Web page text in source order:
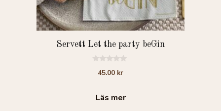
Servett Let the party beGin
45.00 kr
Läs mer